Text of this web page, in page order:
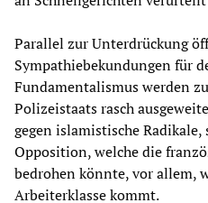
Parallel zur Unterdrückung
Sympathiebekundungen für
Fundamentalismus werden
Polizeistaats rasch
gegen islamistische Radikale,
Opposition, welche die
bedrohen könnte, vor allem,
Arbeiterklasse kommt.